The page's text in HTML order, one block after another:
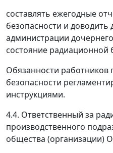
составлять ежегодные
безопасности и доводить
администрации
состояние радиационной
Обязанности
безопасности
инструкциями.
4.4. Ответственный за
производственного
общества (организации)